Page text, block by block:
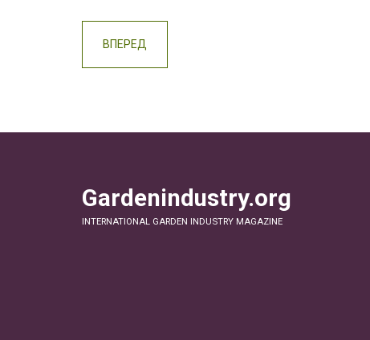
ВПЕРЕД
Gardenindustry.org
INTERNATIONAL GARDEN INDUSTRY MAGAZINE